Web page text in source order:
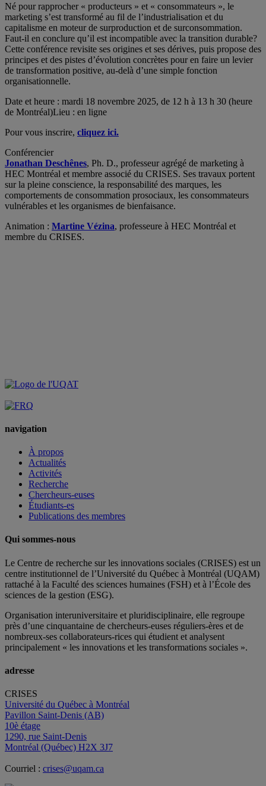
Né pour rapprocher « producteurs » et « consommateurs », le
marketing s’est transformé au fil de l’industrialisation et du
capitalisme en moteur de surproduction et de surconsommation.
Faut-il en conclure qu’il est incompatible avec la transition durable?
Cette conférence revisite ses origines et ses dérives, puis propose des
principes et des pistes d’évolution concrètes pour en faire un levier
de transformation positive, au-delà d’une simple fonction
organisationnelle.
Date et heure : mardi 18 novembre 2025, de 12 h à 13 h 30 (heure
de Montréal)Lieu : en ligne
Pour vous inscrire, cliquez ici.
Conférencier
Jonathan Deschênes, Ph. D., professeur agrégé de marketing à
HEC Montréal et membre associé du CRISES. Ses travaux portent
sur la pleine conscience, la responsabilité des marques, les
comportements de consommation prosociaux, les consommateurs
vulnérables et les organismes de bienfaisance.
Animation : Martine Vézina, professeure à HEC Montréal et
membre du CRISES.
navigation
À propos
Actualités
Activités
Recherche
Chercheurs-euses
Étudiants-es
Publications des membres
Qui sommes-nous
Le Centre de recherche sur les innovations sociales (CRISES) est un
centre institutionnel de l’Université du Québec à Montréal (UQAM)
rattaché à la Faculté des sciences humaines (FSH) et à l’École des
sciences de la gestion (ESG).
Organisation interuniversitaire et pluridisciplinaire, elle regroupe
près d’une cinquantaine de chercheurs-euses réguliers-ères et de
nombreux-ses collaborateurs-rices qui étudient et analysent
principalement « les innovations et les transformations sociales ».
adresse
CRISES
Université du Québec à Montréal
Pavillon Saint-Denis (AB)
10è étage
1290, rue Saint-Denis
Montréal (Québec) H2X 3J7
Courriel : crises@uqam.ca